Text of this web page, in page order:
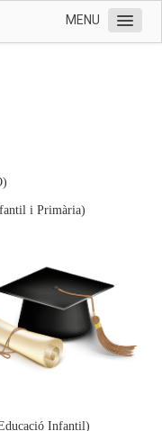
MENU
i Primària)
Infantil)